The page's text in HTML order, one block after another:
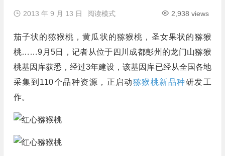
2013 年 9 月 13 日 2,938 views
阅读模式
茄子状的猕猴桃，黄瓜状的猕猴桃，圣女果状的猕猴
桃……9月5日，记者从位于四川成都彭州的龙门山猕猴
桃基因库获悉，经过3年建设，该基因库已经从全国各地
采集到110个品种资源，正启动猕猴桃新品种研发工
作。